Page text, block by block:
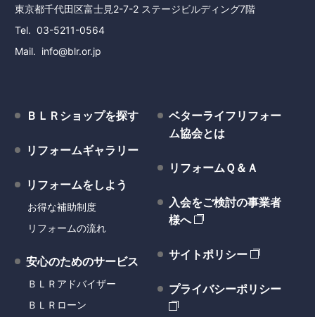
東京都千代田区富士見2-7-2 ステージビルディング7階
Tel
03-5211-0564
Mail
info@blr.or.jp
ＢＬＲショップを探す
リフォームギャラリー
リフォームをしよう
お得な補助制度
リフォームの流れ
安心のためのサービス
ＢＬＲアドバイザー
ＢＬＲローン
ベターライフリフォー
ム協会とは
リフォームＱ＆Ａ
入会をご検討の事業者
様へ
サイトポリシー
プライバシーポリシー